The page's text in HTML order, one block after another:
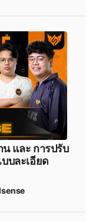
Esports
# MiTH-kntz
น และ การปรับ
บละเอียด